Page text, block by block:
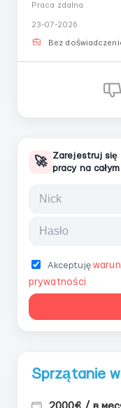
рабочий день. 📈
работе. 🔹 Ваши задачи: 💬 Поддерживать общение
Praca zdalna
23-07-2026
Bez
🚀
Zarejestruj
pracy na
Akceptuję
prywatności
Sprzątanie